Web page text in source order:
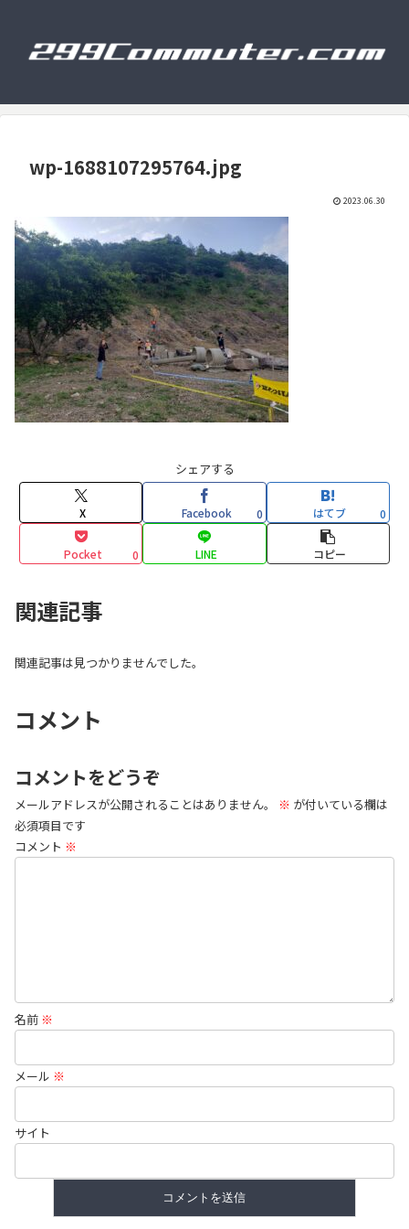
wp-1688107295764.jpg
2023.06.30
シェアする
X Facebook 0 はてブ 0
Pocket 0 LINE コピー
関連記事
関連記事は見つかりませんでした。
コメント
コメントをどうぞ
メールアドレスが公開されることはありません。 ※ が付いている欄は
必須項目です
コメント ※
名前 ※
メール ※
サイト